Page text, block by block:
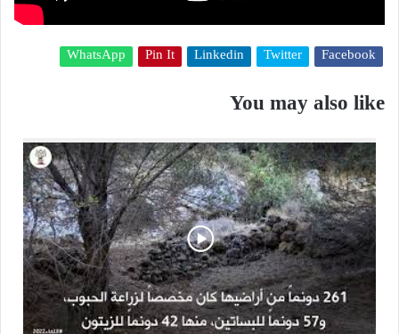
Facebook
Twitter
Linkedin
Pin It
WhatsApp
You may also like